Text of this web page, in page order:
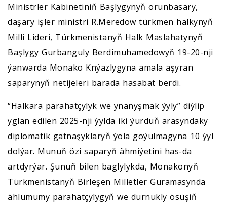
Ministrler Kabinetiniň Başlygynyň orunbasary,
daşary işler ministri R.Meredow türkmen halkynyň
Milli Lideri, Türkmenistanyň Halk Maslahatynyň
Başlygy Gurbanguly Berdimuhamedowyň 19-20-nji
ýanwarda Monako Knýazlygyna amala aşyran
saparynyň netijeleri barada hasabat berdi.
“Halkara parahatçylyk we ynanyşmak ýyly” diýlip
yglan edilen 2025-nji ýylda iki ýurduň arasyndaky
diplomatik gatnaşyklaryň ýola goýulmagyna 10 ýyl
dolýar. Munuň özi saparyň ähmiýetini has-da
artdyrýar. Şunuň bilen baglylykda, Monakonyň
Türkmenistanyň Birleşen Milletler Guramasynda
ählumumy parahatçylygyň we durnukly ösüşiň